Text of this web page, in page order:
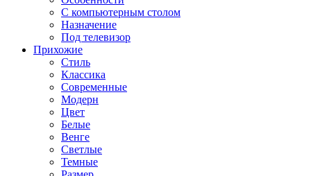
С компьютерным столом
Назначение
Под телевизор
Прихожие
Стиль
Классика
Современные
Модерн
Цвет
Белые
Венге
Светлые
Темные